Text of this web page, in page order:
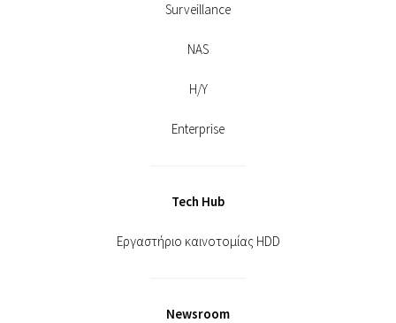
Surveillance
NAS
Η/Υ
Enterprise
Tech Hub
Εργαστήριο καινοτομίας HDD
Newsroom